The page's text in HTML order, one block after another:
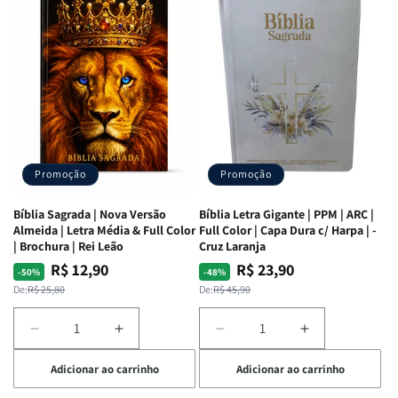
Mulheres
da
Bíblia
Isabelle
S.
Alves
as
Mulheres
da
Bíblia
|
Isabelle
S.
Alves
Bíblia
Livro
por
Livro
um
panorama
completo
dos
66
da
Bíblia
Equipe
teológica
Penkal
Bíblia
Livro
-
um
panorama
completo
dos
da
Bíblia
Penkal
Promoção
Bíblia Sagrada | Nova Versão
Almeida | Letra Média & Full Color
| Brochura | Rei Leão
-50%
Preço
normal
De:R$ 25,80
Preço
promocional
R$ 12,90
Diminuir
a
quantidade
de
Aumentar
a
quantidade
de
Adicionar ao carrinho
Promoção
Bíblia Letra Gigante | PPM | ARC |
Full Color | Capa Dura c/ Harpa | -
Cruz Laranja
-48%
Preço
normal
De:R$ 45,90
Preço
promocional
R$ 23,90
Diminuir
a
quantidade
de
Aumentar
a
quantidade
de
Adicionar ao carrinho